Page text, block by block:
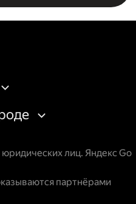
лиц. Яндекс Go
партнёрами